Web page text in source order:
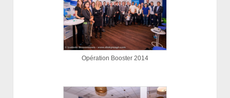
Opération Booster 2014